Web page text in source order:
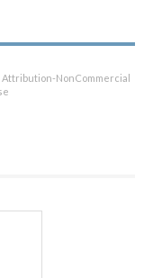
NonCommercial